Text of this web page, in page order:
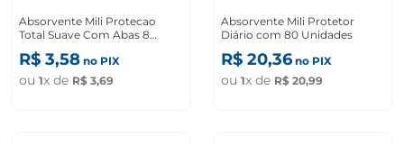
Absorvente Mili Protecao
Total Suave Com Abas 8
Unidades
R$ 3,58 no PIX
ou 1x de R$ 3,69
Absorvente Mili Protetor
Diário com 80 Unidades
R$ 20,36 no PIX
ou 1x de R$ 20,99